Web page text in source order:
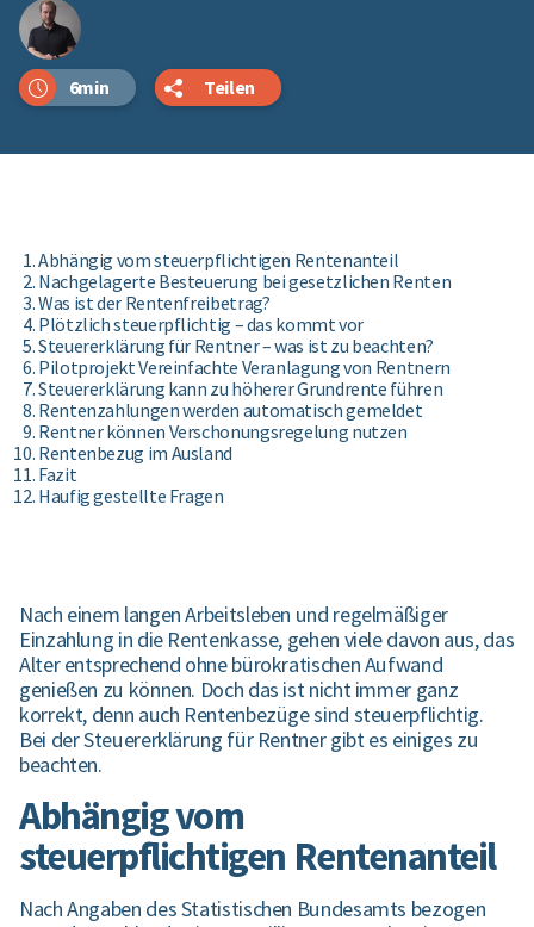
6min Teilen
Abhängig vom steuerpflichtigen Rentenanteil
Nachgelagerte Besteuerung bei gesetzlichen Renten
Was ist der Rentenfreibetrag?
Plötzlich steuerpflichtig – das kommt vor
Steuererklärung für Rentner – was ist zu beachten?
Pilotprojekt Vereinfachte Veranlagung von Rentnern
Steuererklärung kann zu höherer Grundrente führen
Rentenzahlungen werden automatisch gemeldet
Rentner können Verschonungsregelung nutzen
Rentenbezug im Ausland
Fazit
Haufig gestellte Fragen
Nach einem langen Arbeitsleben und regelmäßiger
Einzahlung in die Rentenkasse, gehen viele davon aus, das
Alter entsprechend ohne bürokratischen Aufwand
genießen zu können. Doch das ist nicht immer ganz
korrekt, denn auch Rentenbezüge sind steuerpflichtig.
Bei der Steuererklärung für Rentner gibt es einiges zu
beachten.
Abhängig vom
steuerpflichtigen Rentenanteil
Nach Angaben des Statistischen Bundesamts bezogen